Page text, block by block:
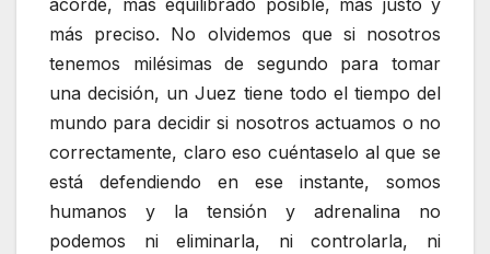
acorde, más equilibrado posible, más justo y
más preciso. No olvidemos que si nosotros
tenemos milésimas de segundo para tomar
una decisión, un Juez tiene todo el tiempo del
mundo para decidir si nosotros actuamos o no
correctamente, claro eso cuéntaselo al que se
está defendiendo en ese instante, somos
humanos y la tensión y adrenalina no
podemos ni eliminarla, ni controlarla, ni